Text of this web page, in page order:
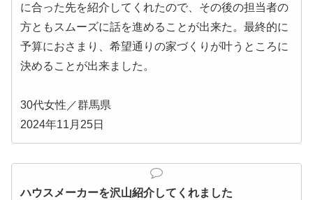
に合った先を紹介してくれたので、その後の担当者の
方ともスムーズに話を進めることが出来た。最終的に
予算におさまり、希望通りの家づくりが叶うところに
決めることが出来ました。
30代女性／群馬県
2024年11月25日
ハウスメーカーを沢山紹介してくれました